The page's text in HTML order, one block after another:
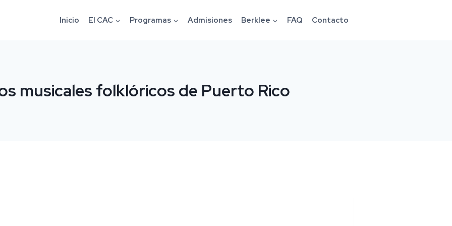
Inicio El CAC Programas Admisiones Berklee FAQ Contacto
musicales folklóricos de Puerto Rico